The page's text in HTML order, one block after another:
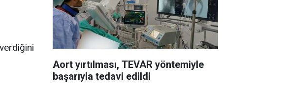
Aort yırtılması, TEVAR yöntemiyle
başarıyla tedavi edildi